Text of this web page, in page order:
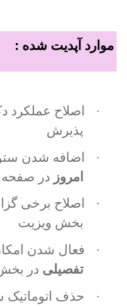
موارد آپدیت شده :
· اصلاح عملکرد
پذیرش
·
اضافه شدن
امروز در
·
اصلاح برخی
بخش ویزیت
·
فعال شدن
تفصیلی در
·
حذف اتوماتیک